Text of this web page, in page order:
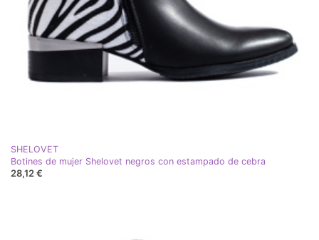
SHELOVET
Botines de mujer Shelovet negros con estampado de cebra
28,12 €